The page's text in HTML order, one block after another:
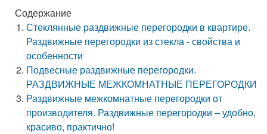
Содержание
Стеклянные раздвижные перегородки в квартире.
Раздвижные перегородки из стекла - свойства и
особенности
Подвесные раздвижные перегородки.
РАЗДВИЖНЫЕ МЕЖКОМНАТНЫЕ ПЕРЕГОРОДКИ
Раздвижные межкомнатные перегородки от
производителя. Раздвижные перегородки – удобно,
красиво, практично!